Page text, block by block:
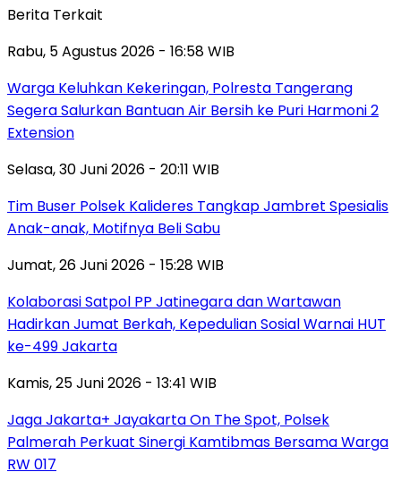
Berita Terkait
Rabu, 5 Agustus 2026 - 16:58 WIB
Warga Keluhkan Kekeringan, Polresta Tangerang
Segera Salurkan Bantuan Air Bersih ke Puri Harmoni 2
Extension
Selasa, 30 Juni 2026 - 20:11 WIB
Tim Buser Polsek Kalideres Tangkap Jambret Spesialis
Anak-anak, Motifnya Beli Sabu
Jumat, 26 Juni 2026 - 15:28 WIB
Kolaborasi Satpol PP Jatinegara dan Wartawan
Hadirkan Jumat Berkah, Kepedulian Sosial Warnai HUT
ke-499 Jakarta
Kamis, 25 Juni 2026 - 13:41 WIB
Jaga Jakarta+ Jayakarta On The Spot, Polsek
Palmerah Perkuat Sinergi Kamtibmas Bersama Warga
RW 017